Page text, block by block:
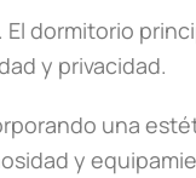
dormitorio
y privacidad.
una
y